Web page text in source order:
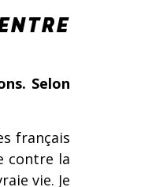
Selon
français
contre la
vie. Je